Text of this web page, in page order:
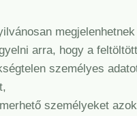
arra, hogy a
személyes
személyeket